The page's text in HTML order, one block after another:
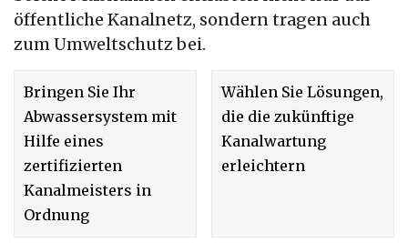
öffentliche Kanalnetz, sondern tragen auch
zum Umweltschutz bei.
Bringen Sie Ihr
Abwassersystem mit
Hilfe eines
zertifizierten
Kanalmeisters in
Ordnung
Wählen Sie Lösungen,
die die zukünftige
Kanalwartung
erleichtern